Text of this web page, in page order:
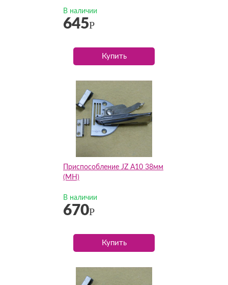
В наличии
645Р
Купить
Приспособление JZ А10 38мм
(MH)
В наличии
670Р
Купить